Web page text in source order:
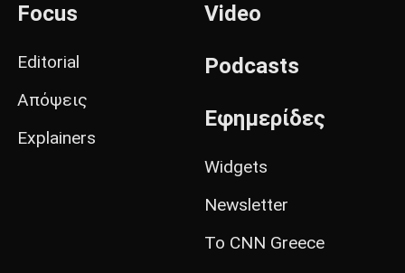
Focus
Editorial
Απόψεις
Explainers
Video
Podcasts
Εφημερίδες
Widgets
Newsletter
Το CNN Greece